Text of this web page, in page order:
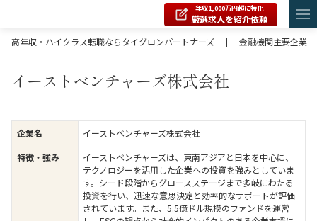
年収1,000万円超に特化
厳選求人を紹介依頼
高年収・ハイクラス転職ならタイグロンパートナーズ
| 金融機関主要企業
イーストベンチャーズ株式会社
企業名 イーストベンチャーズ株式会社
特徴・強み
イーストベンチャーズは、東南アジアと日本を中心に、
テクノロジーを活用した企業への投資を強みとしていま
す。シード段階からグロースステージまで多岐にわたる
投資を行い、迅速な意思決定と効率的なサポートが評価
されています。また、5.5億ドル規模のファンドを運営